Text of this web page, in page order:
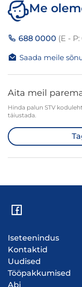
Me
688 0000 (E -
Saada meile
Aita meil
Hinda palun STV
täiustada.
Iseteenindus
Kontaktid
Uudised
Tööpakkumised
Abi